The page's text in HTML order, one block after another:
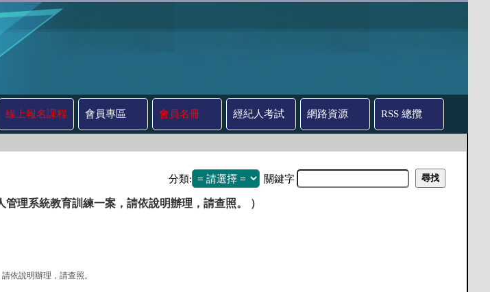
線上報名課程 會員專區 會員名冊 經紀人考試 網路資源 RSS 總攬
分類: 關鍵字
理系統教育訓練一案，請依說明辦理，請查照。 ）
依說明辦理，請查照。